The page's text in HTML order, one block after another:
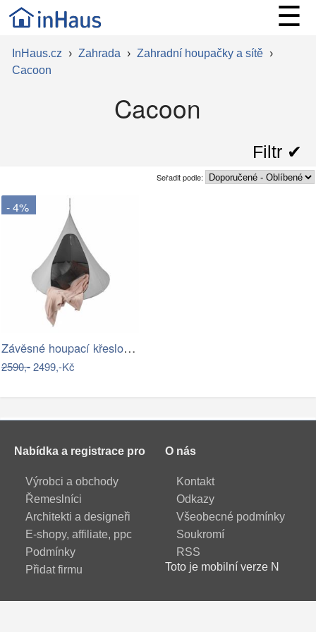
☰
InHaus.cz › Zahrada › Zahradní houpačky a sítě ›
Cacoon
Cacoon
Filtr ✔︎
Seřadit podle:
- 4%
Závěsné houpací křeslo, světle šedá,…
2590,-2499,-Kč
Nabídka a registrace pro
Výrobci a obchody
Řemeslníci
Architekti a designeři
E-shopy, affiliate, ppc
Podmínky
Přidat firmu
O nás
Kontakt
Odkazy
Všeobecné podmínky
Soukromí
RSS
Toto je mobilní verze N